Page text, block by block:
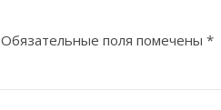
Обязательные поля помечены *